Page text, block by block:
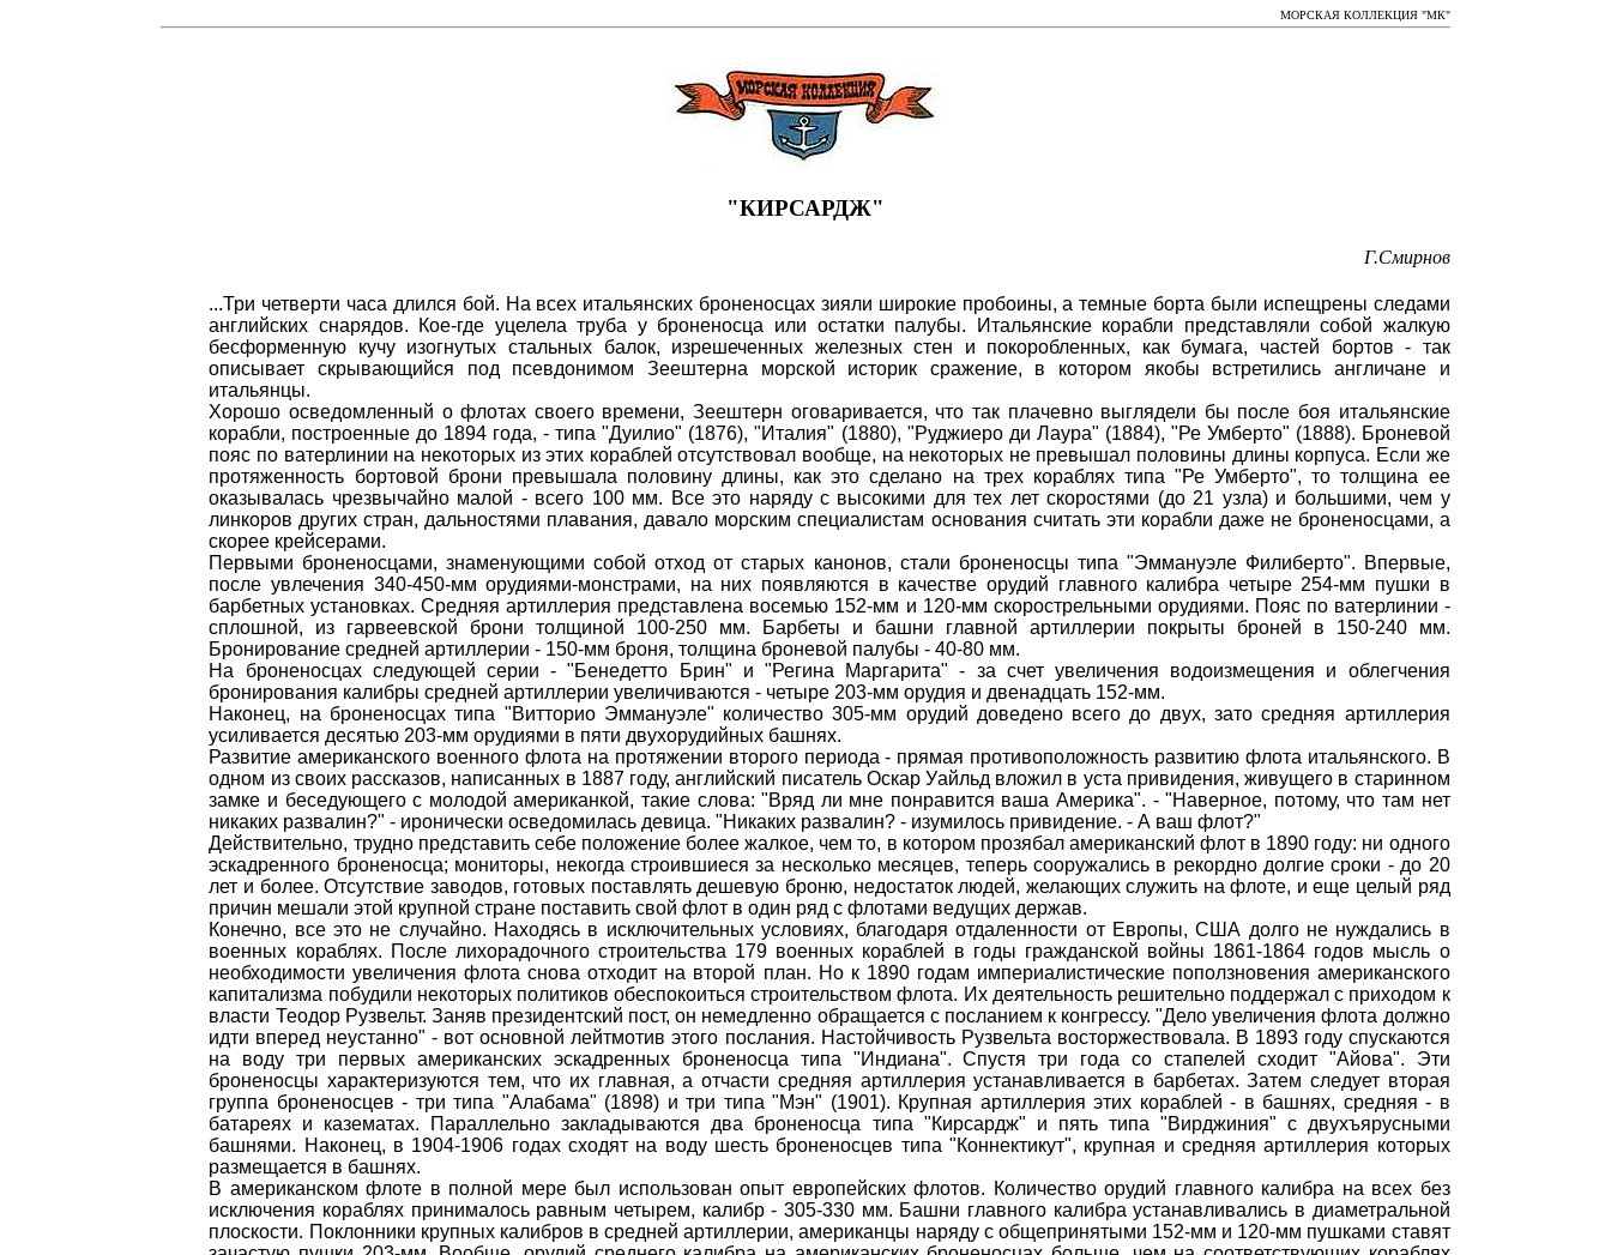
МОРСКАЯ КОЛЛЕКЦИЯ "МК"
"КИРСАРДЖ"
Г.Смирнов
...Три четверти часа длился бой. На всех итальянских броненосцах зияли широкие пробоины, а темные борта были испещрены следами
английских снарядов. Кое-где уцелела труба у броненосца или остатки палубы. Итальянские корабли представляли собой жалкую
бесформенную кучу изогнутых стальных балок, изрешеченных железных стен и покоробленных, как бумага, частей бортов - так
описывает скрывающийся под псевдонимом Зеештерна морской историк сражение, в котором якобы встретились англичане и
итальянцы.
Хорошо осведомленный о флотах своего времени, Зеештерн оговаривается, что так плачевно выглядели бы после боя итальянские
корабли, построенные до 1894 года, - типа "Дуилио" (1876), "Италия" (1880), "Руджиеро ди Лаура" (1884), "Ре Умберто" (1888). Броневой
пояс по ватерлинии на некоторых из этих кораблей отсутствовал вообще, на некоторых не превышал половины длины корпуса. Если же
протяженность бортовой брони превышала половину длины, как это сделано на трех кораблях типа "Ре Умберто", то толщина ее
оказывалась чрезвычайно малой - всего 100 мм. Все это наряду с высокими для тех лет скоростями (до 21 узла) и большими, чем у
линкоров других стран, дальностями плавания, давало морским специалистам основания считать эти корабли даже не броненосцами, а
скорее крейсерами.
Первыми броненосцами, знаменующими собой отход от старых канонов, стали броненосцы типа "Эммануэле Филиберто". Впервые,
после увлечения 340-450-мм орудиями-монстрами, на них появляются в качестве орудий главного калибра четыре 254-мм пушки в
барбетных установках. Средняя артиллерия представлена восемью 152-мм и 120-мм скорострельными орудиями. Пояс по ватерлинии -
сплошной, из гарвеевской брони толщиной 100-250 мм. Барбеты и башни главной артиллерии покрыты броней в 150-240 мм.
Бронирование средней артиллерии - 150-мм броня, толщина броневой палубы - 40-80 мм.
На броненосцах следующей серии - "Бенедетто Брин" и "Регина Маргарита" - за счет увеличения водоизмещения и облегчения
бронирования калибры средней артиллерии увеличиваются - четыре 203-мм орудия и двенадцать 152-мм.
Наконец, на броненосцах типа "Витторио Эммануэле" количество 305-мм орудий доведено всего до двух, зато средняя артиллерия
усиливается десятью 203-мм орудиями в пяти двухорудийных башнях.
Развитие американского военного флота на протяжении второго периода - прямая противоположность развитию флота итальянского. В
одном из своих рассказов, написанных в 1887 году, английский писатель Оскар Уайльд вложил в уста привидения, живущего в старинном
замке и беседующего с молодой американкой, такие слова: "Вряд ли мне понравится ваша Америка". - "Наверное, потому, что там нет
никаких развалин?" - иронически осведомилась девица. "Никаких развалин? - изумилось привидение. - А ваш флот?"
Действительно, трудно представить себе положение более жалкое, чем то, в котором прозябал американский флот в 1890 году: ни одного
эскадренного броненосца; мониторы, некогда строившиеся за несколько месяцев, теперь сооружались в рекордно долгие сроки - до 20
лет и более. Отсутствие заводов, готовых поставлять дешевую броню, недостаток людей, желающих служить на флоте, и еще целый ряд
причин мешали этой крупной стране поставить свой флот в один ряд с флотами ведущих держав.
Конечно, все это не случайно. Находясь в исключительных условиях, благодаря отдаленности от Европы, США долго не нуждались в
военных кораблях. После лихорадочного строительства 179 военных кораблей в годы гражданской войны 1861-1864 годов мысль о
необходимости увеличения флота снова отходит на второй план. Но к 1890 годам империалистические поползновения американского
капитализма побудили некоторых политиков обеспокоиться строительством флота. Их деятельность решительно поддержал с приходом к
власти Теодор Рузвельт. Заняв президентский пост, он немедленно обращается с посланием к конгрессу. "Дело увеличения флота должно
идти вперед неустанно" - вот основной лейтмотив этого послания. Настойчивость Рузвельта восторжествовала. В 1893 году спускаются
на воду три первых американских эскадренных броненосца типа "Индиана". Спустя три года со стапелей сходит "Айова". Эти
броненосцы характеризуются тем, что их главная, а отчасти средняя артиллерия устанавливается в барбетах. Затем следует вторая
группа броненосцев - три типа "Алабама" (1898) и три типа "Мэн" (1901). Крупная артиллерия этих кораблей - в башнях, средняя - в
батареях и казематах. Параллельно закладываются два броненосца типа "Кирсардж" и пять типа "Вирджиния" с двухъярусными
башнями. Наконец, в 1904-1906 годах сходят на воду шесть броненосцев типа "Коннектикут", крупная и средняя артиллерия которых
размещается в башнях.
В американском флоте в полной мере был использован опыт европейских флотов. Количество орудий главного калибра на всех без
исключения кораблях принималось равным четырем, калибр - 305-330 мм. Башни главного калибра устанавливались в диаметральной
плоскости. Поклонники крупных калибров в средней артиллерии, американцы наряду с общепринятыми 152-мм и 120-мм пушками ставят